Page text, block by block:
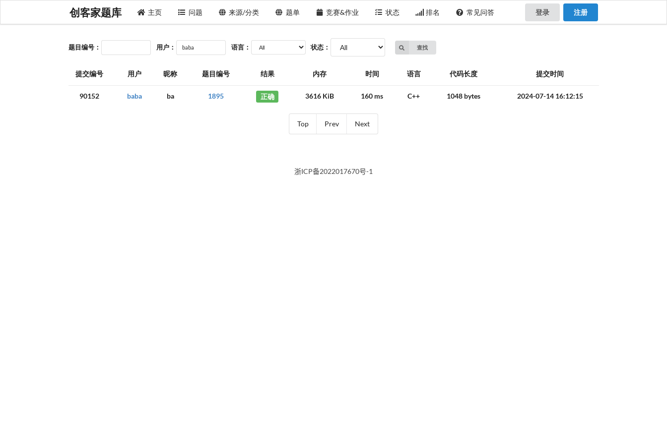
创客家题库 主页 问题 来源/分类 题单 竞赛&作业 状态 排名 常见问答 登录 注册
题目编号： 用户： 语言： 状态： 查找
提交编号 用户 昵称 题目编号 结果 内存 时间 语言 代码长度 提交时间
90152 baba ba 1895 正确 3616 KiB 160 ms C++ 1048 bytes 2024-07-14 16:12:15
Top Prev Next
浙ICP备2022017670号-1